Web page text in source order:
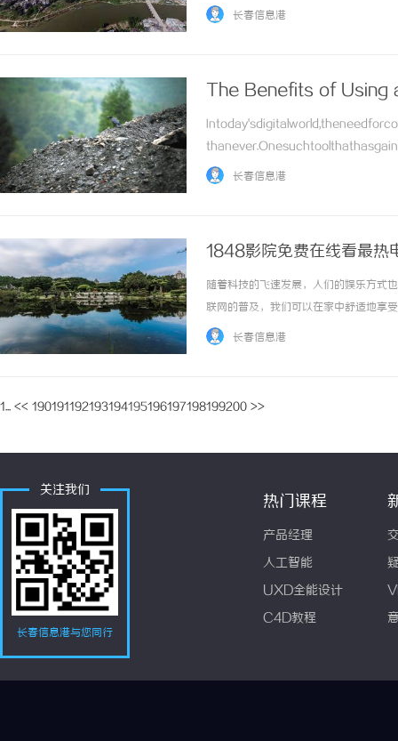
EmiraGT4包揽大湾区杯GT4组别正赛
长春信息港
The Benefits of Using
t... ...……
长春信息港
1848影院免费在线看最热
随着科技的飞速发展，人们的娱乐方式
联网的普及，我们可以在家中舒适地享
1848影院是一个专业的在线电影平台，
长春信息港
1... << 190191192193194195196197198199200 >>
关注我们
长春信息港与您同行
热门课程
产品经理
人工智能
UXD全能设计
C4D教程